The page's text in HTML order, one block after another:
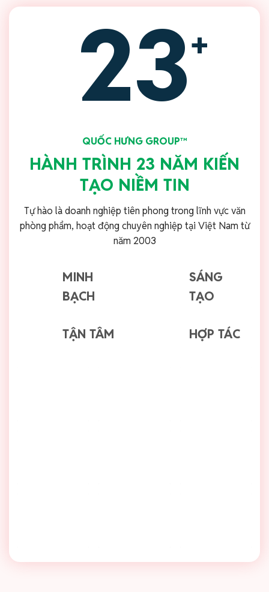
23+
QUỐC HƯNG GROUP™
HÀNH TRÌNH 23 NĂM KIẾN
TẠO NIỀM TIN
Tự hào là doanh nghiệp tiên phong trong lĩnh vực văn
phòng phẩm, hoạt động chuyên nghiệp tại Việt Nam từ
năm 2003
MINH
BẠCH
SÁNG
TẠO
TẬN TÂM HỢP TÁC